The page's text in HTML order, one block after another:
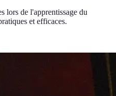
lors de l'apprentissage du
et efficaces.